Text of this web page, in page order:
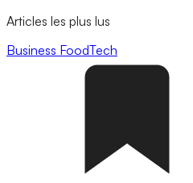
Articles les plus lus
Business FoodTech